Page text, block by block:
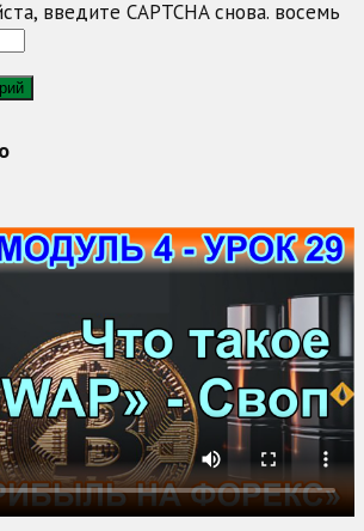
введите CAPTCHA снова. восемь